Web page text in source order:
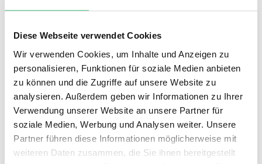
Diese Webseite verwendet Cookies
Wir verwenden Cookies, um Inhalte und Anzeigen zu
personalisieren, Funktionen für soziale Medien anbieten
zu können und die Zugriffe auf unsere Website zu
analysieren. Außerdem geben wir Informationen zu Ihrer
Verwendung unserer Website an unsere Partner für
soziale Medien, Werbung und Analysen weiter. Unsere
Partner führen diese Informationen möglicherweise mit
weiteren Daten zusammen, die Sie ihnen bereitgestellt
Überfällige Arbeitsaufträge oder Meldungen